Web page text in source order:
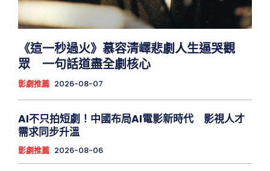
《這一秒過火》慕容清嶧悲劇人生逼哭觀
眾 一句話道盡全劇核心
影劇推薦 2026-08-07
AI不只拍短劇！中國布局AI電影新時代 影視人才
需求同步升溫
影劇推薦 2026-08-06